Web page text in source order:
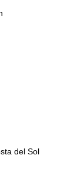
del Sol